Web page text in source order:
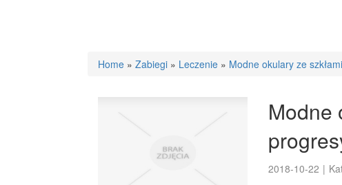
Home » Zabiegi » Leczenie » Modne okulary ze
Modne
2018-10-22 |